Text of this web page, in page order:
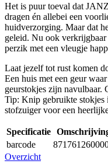
Het is puur toeval dat
dragen én allebei een
huidverzorging. Maar dat
geleid. Nu ook
perzik met een vleugje
Laat jezelf tot rust komen
Een huis met een geur
geurstokjes zijn navulbaar.
Tip: Knip gebruikte stokjes
stofzuiger voor een
Specificatie
barcode
Overzicht